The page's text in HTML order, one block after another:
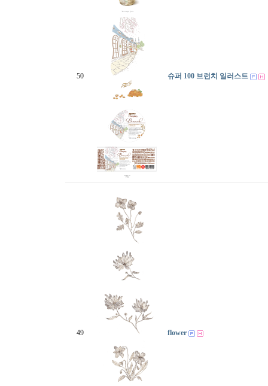
50 슈퍼 100 브런치 일러스트
49 flower